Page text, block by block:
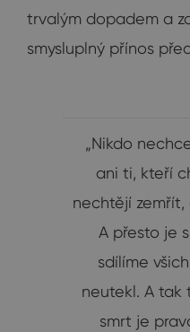
trvalým dopadem a
smysluplný přínos
„Nikdo
ani ti, kteří
nechtějí
A přesto je
sdílíme
neutekl. A tak
smrt je